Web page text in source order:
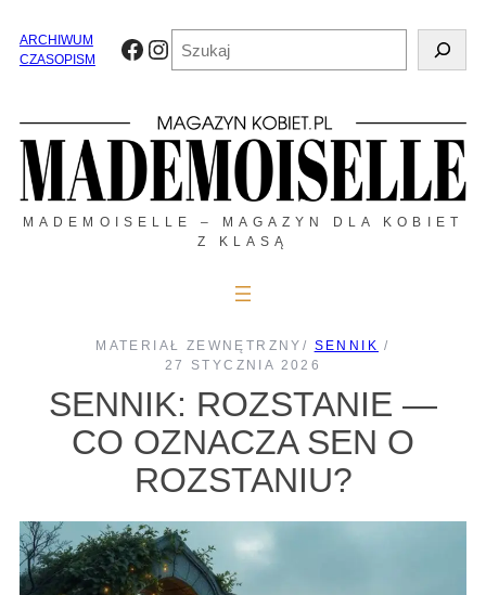
treściARCHIWUM
CZASOPISM
Facebook
Instagram
MADEMOISELLE – MAGAZYN DLA KOBIET
Z KLASĄ
MATERIAŁ ZEWNĘTRZNY / SENNIK /
27 STYCZNIA 2026
SENNIK: ROZSTANIE —
CO OZNACZA SEN O
ROZSTANIU?